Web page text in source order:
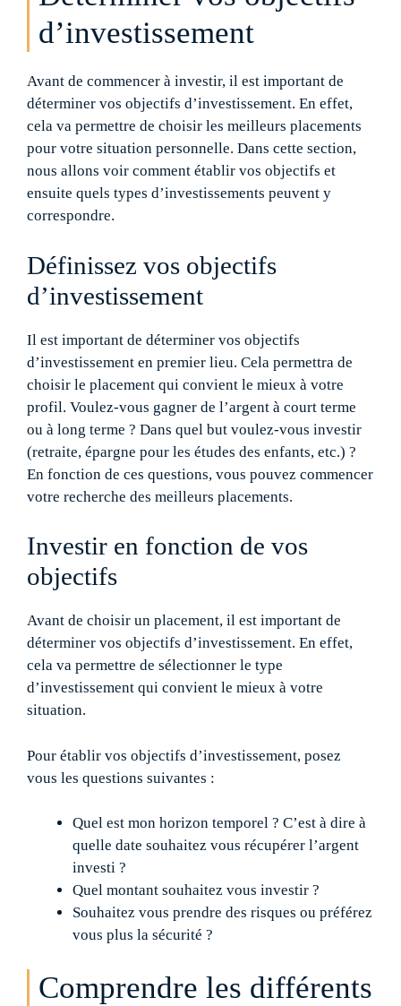
d’investissement
Avant de commencer à investir, il est important de
déterminer vos objectifs d’investissement. En effet,
cela va permettre de choisir les meilleurs placements
pour votre situation personnelle. Dans cette section,
nous allons voir comment établir vos objectifs et
ensuite quels types d’investissements peuvent y
correspondre.
Définissez vos objectifs
d’investissement
Il est important de déterminer vos objectifs
d’investissement en premier lieu. Cela permettra de
choisir le placement qui convient le mieux à votre
profil. Voulez-vous gagner de l’argent à court terme
ou à long terme ? Dans quel but voulez-vous investir
(retraite, épargne pour les études des enfants, etc.) ?
En fonction de ces questions, vous pouvez commencer
votre recherche des meilleurs placements.
Investir en fonction de vos
objectifs
Avant de choisir un placement, il est important de
déterminer vos objectifs d’investissement. En effet,
cela va permettre de sélectionner le type
d’investissement qui convient le mieux à votre
situation.
Pour établir vos objectifs d’investissement, posez
vous les questions suivantes :
Quel est mon horizon temporel ? C’est à dire à
quelle date souhaitez vous récupérer l’argent
investi ?
Quel montant souhaitez vous investir ?
Souhaitez vous prendre des risques ou préférez
vous plus la sécurité ?
Comprendre les différents